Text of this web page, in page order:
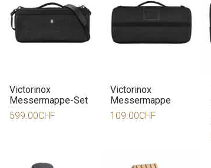
Victorinox
Messermappe-Set
599.00CHF
Victorinox
Messermappe
109.00CHF